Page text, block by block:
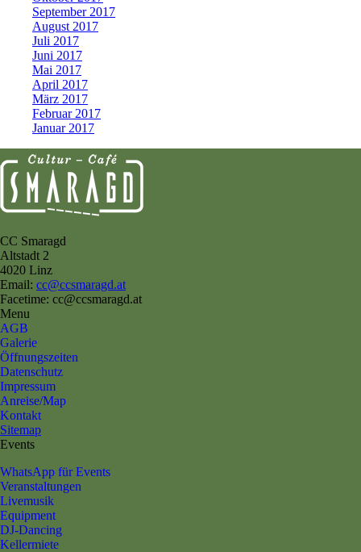
September 2017
August 2017
Juli 2017
Juni 2017
Mai 2017
April 2017
März 2017
Februar 2017
Januar 2017
CC Smaragd
Altstadt 2
4020 Linz
Email: cc@ccsmaragd.at
Facetime: cc@ccsmaragd.at
Menu
AGB
Galerie
Öffnungszeiten
Datenschutz
Impressum
Anreise/Map
Kontakt
Sitemap
Events
WhatsApp für Events
Veranstaltungen
Livemusik
Equipment
DJ-Dancing
Kellermiete